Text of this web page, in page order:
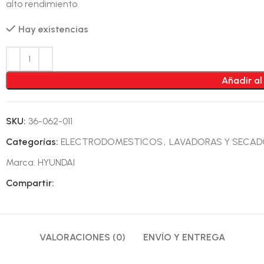
alto rendimiento.
Hay existencias
Añadir
SKU: 36-062-011
Categorías: ELECTRODOMESTICOS , LAVADORAS Y
Marca: HYUNDAI
Compartir:
VALORACIONES (0) ENVÍO Y ENTREGA